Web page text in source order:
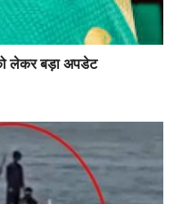
लेकर बड़ा अपडेट